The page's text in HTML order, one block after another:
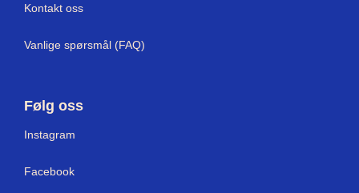
Kontakt oss
Vanlige spørsmål (FAQ)
Følg oss
Instagram
Facebook